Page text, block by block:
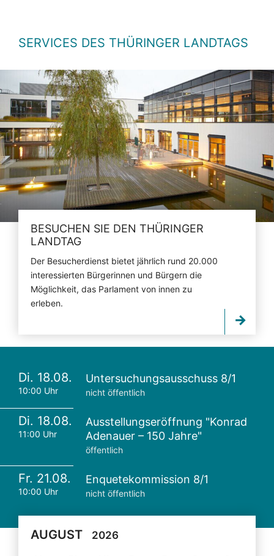
SERVICES DES THÜRINGER LANDTAGS
BESUCHEN SIE DEN THÜRINGER
LANDTAG
Der Besucherdienst bietet jährlich rund 20.000
interessierten Bürgerinnen und Bürgern die
Möglichkeit, das Parlament von innen zu
erleben.
Di. 18.08.
10:00 Uhr
Untersuchungsausschuss 8/1
nicht öffentlich
Di. 18.08.
11:00 Uhr
Ausstellungseröffnung "Konrad
Adenauer – 150 Jahre"
öffentlich
Fr. 21.08.
10:00 Uhr
Enquetekommission 8/1
nicht öffentlich
AUGUST 2026